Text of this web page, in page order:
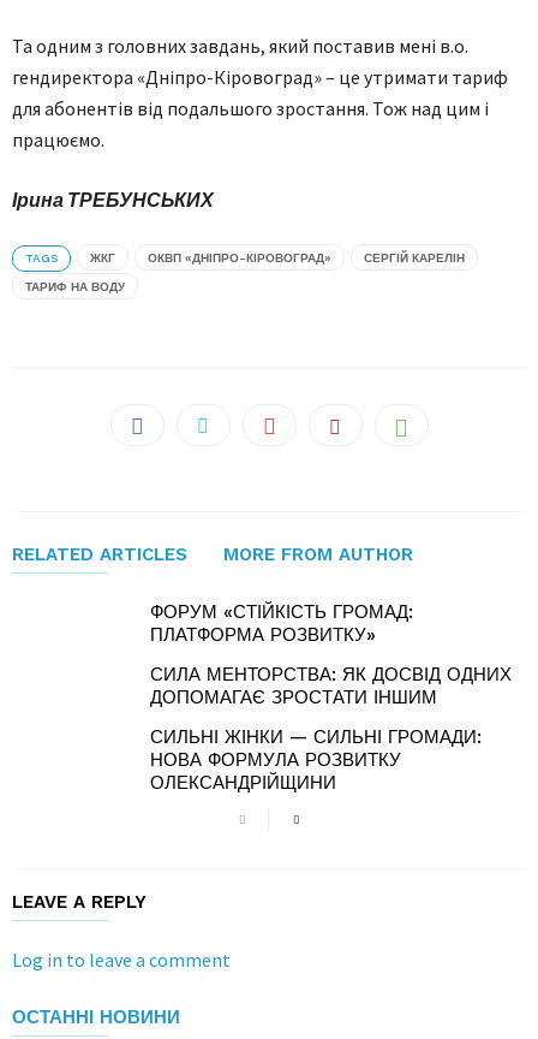
Та одним з головних завдань, який поставив мені в.о.
гендиректора «Дніпро-Кіровоград» – це утримати тариф
для абонентів від подальшого зростання. Тож над цим і
працюємо.
Ірина ТРЕБУНСЬКИХ
TAGS ЖКГ ОКВП «ДНІПРО-КІРОВОГРАД» СЕРГІЙ КАРЕЛІН
ТАРИФ НА ВОДУ
RELATED ARTICLES MORE FROM AUTHOR
ФОРУМ «СТІЙКІСТЬ ГРОМАД:
ПЛАТФОРМА РОЗВИТКУ»
СИЛА МЕНТОРСТВА: ЯК ДОСВІД ОДНИХ
ДОПОМАГАЄ ЗРОСТАТИ ІНШИМ
СИЛЬНІ ЖІНКИ — СИЛЬНІ ГРОМАДИ:
НОВА ФОРМУЛА РОЗВИТКУ
ОЛЕКСАНДРІЙЩИНИ
LEAVE A REPLY
Log in to leave a comment
ОСТАННІ НОВИНИ